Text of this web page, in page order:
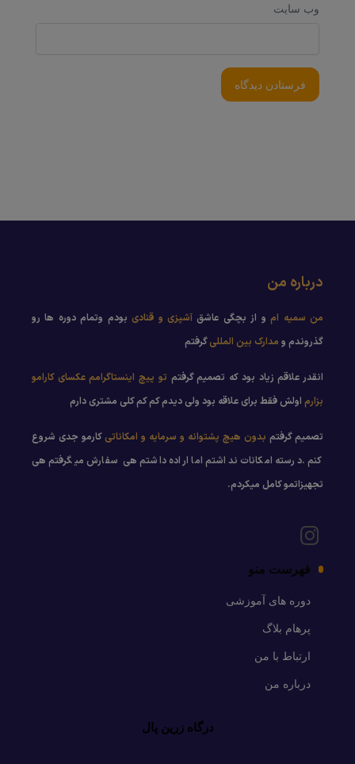
وب‌ سایت
درباره من
من سمیه امو از بچگی عاشق آشپزی و قنادی بودم وتمام دوره ها رو
گذروندم و مدارک بین المللیگرفتم
انقدر علاقم زیاد بود که تصمیم گرفتم تو پیچ اینستاگرامم عکسای کارامو
بزارم اولش فقط برای علاقه بود ولی دیدم کم کم کلی مشتری دارم
تصمیم گرفتم بدون هیچ پشتوانه و سرمایه و امکاناتی کارمو جدی شروع
کنم .درسته امکانات نداشتم اما اراده داشتم هی سفارش میگرفتم هی
تجهیزاتمو کامل میکردم.
فهرست منو
دوره های آموزشی
پرهام بلاگ
ارتباط با من
درباره من
درگاه زرین پال